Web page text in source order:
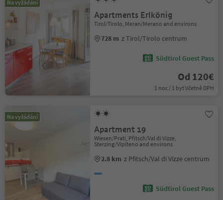
Na vyžádání
Apartments Erlkönig
Tirol/Tirolo, Meran/Merano and environs
728 m z Tirol/Tirolo centrum
Südtirol Guest Pass
Od 120€
1 noc / 1 byt Včetně DPH
Na vyžádání
Apartment 19
Wiesen/Prati, Pfitsch/Val di Vizze,
Sterzing/Vipiteno and environs
2.8 km z Pfitsch/Val di Vizze centrum
Südtirol Guest Pass